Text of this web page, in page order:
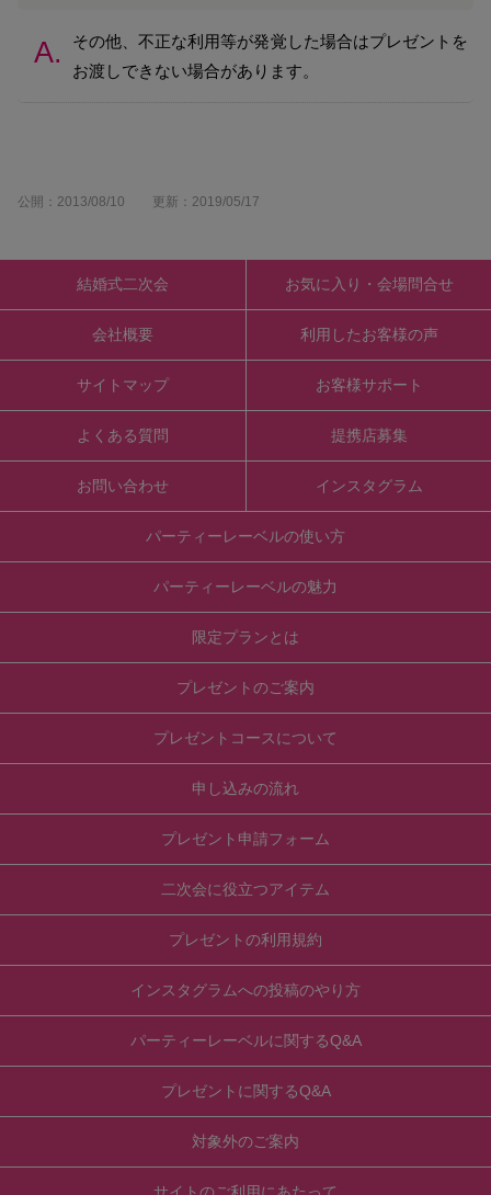
その他、不正な利用等が発覚した場合はプレゼントを
お渡しできない場合があります。
公開： 2013/08/10 更新： 2019/05/17
結婚式二次会
会社概要
サイトマップ
よくある質問
お問い合わせ
お気に入り・会場問合せ
利用したお客様の声
お客様サポート
提携店募集
インスタグラム
パーティーレーベルの使い方
パーティーレーベルの魅力
限定プランとは
プレゼントのご案内
プレゼントコースについて
申し込みの流れ
プレゼント申請フォーム
二次会に役立つアイテム
プレゼントの利用規約
インスタグラムへの投稿のやり方
パーティーレーベルに関するQ&A
プレゼントに関するQ&A
対象外のご案内
サイトのご利用にあたって